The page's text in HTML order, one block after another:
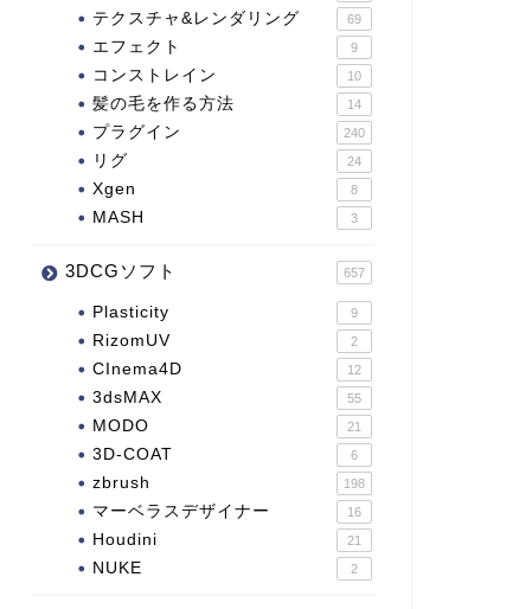
テクスチャ&レンダリング 69
エフェクト 9
コンストレイン 10
髪の毛を作る方法 14
プラグイン 240
リグ 24
Xgen 8
MASH 3
3DCGソフト 657
Plasticity 9
RizomUV 2
CInema4D 12
3dsMAX 55
MODO 21
3D-COAT 6
zbrush 198
マーベラスデザイナー 16
Houdini 21
NUKE 2